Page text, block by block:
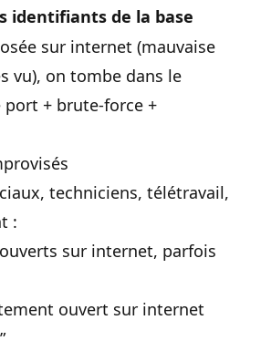
identifiants de la base
sur internet (mauvaise
vu), on tombe dans le
port + brute-force +
techniciens, télétravail,
:
sur internet, parfois
ouvert sur internet